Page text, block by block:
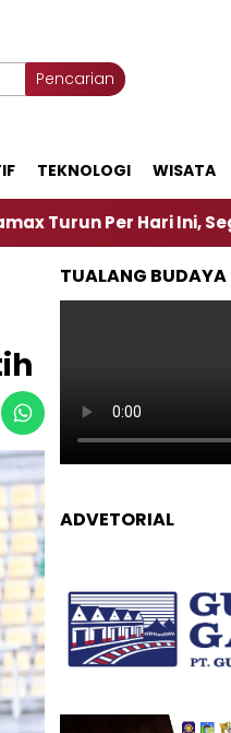
Pencarian
TEKNOLOGI WISATA
Hari Ini, Segini Harganya
TUALANG BUDAYA
ADVETORIAL